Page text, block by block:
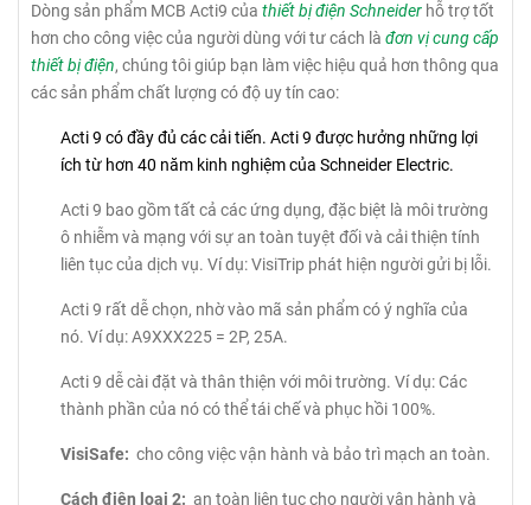
Dòng sản phẩm MCB Acti9 của thiết bị điện Schneider hỗ trợ tốt
hơn cho công việc của người dùng với tư cách là đơn vị cung cấp
thiết bị điện, chúng tôi giúp bạn làm việc hiệu quả hơn thông qua
các sản phẩm chất lượng có độ uy tín cao:
Acti 9 có đầy đủ các cải tiến. Acti 9 được hưởng những lợi
ích từ hơn 40 năm kinh nghiệm của Schneider Electric.
Acti 9 bao gồm tất cả các ứng dụng, đặc biệt là môi trường
ô nhiễm và mạng với sự an toàn tuyệt đối và cải thiện tính
liên tục của dịch vụ. Ví dụ: VisiTrip phát hiện người gửi bị lỗi.
Acti 9 rất dễ chọn, nhờ vào mã sản phẩm có ý nghĩa của
nó. Ví dụ: A9XXX225 = 2P, 25A.
Acti 9 dễ cài đặt và thân thiện với môi trường. Ví dụ: Các
thành phần của nó có thể tái chế và phục hồi 100%.
VisiSafe: cho công việc vận hành và bảo trì mạch an toàn.
Cách điện loại 2: an toàn liên tục cho người vận hành và